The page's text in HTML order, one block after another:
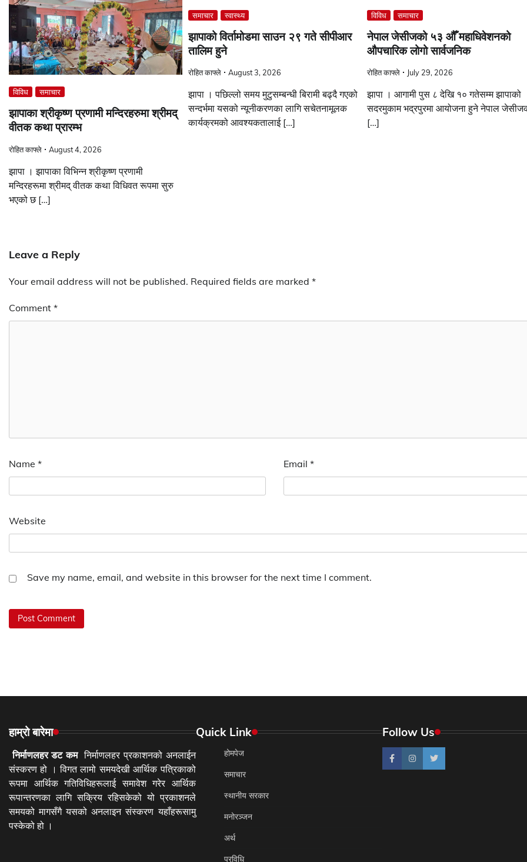
विविध समाचार
झापाका श्रीकृष्ण प्रणामी मन्दिरहरुमा श्रीमद्
वीतक कथा प्रारम्भ
रोहित काफ्ले August 4, 2026
झापा । झापाका विभिन्न श्रीकृष्ण प्रणामी
मन्दिरहरूमा श्रीमद् वीतक कथा विधिवत रूपमा सुरु
भएको छ […]
समाचार स्वास्थ्य
झापाको विर्तामोडमा साउन २९ गते सीपीआर
तालिम हुने
रोहित काफ्ले August 3, 2026
झापा । पछिल्लो समय मुटुसम्बन्धी बिरामी बढ्दै गएको
सन्दर्भमा यसको न्यूनीकरणका लागि सचेतनामूलक
कार्यक्रमको आवश्यकतालाई […]
विविध समाचार
नेपाल जेसीजको ५३ औँ महाधिवेशनको
औपचारिक लोगो सार्वजनिक
रोहित काफ्ले July 29, 2026
झापा । आगामी पुस ८ देखि १० गतेसम्म झापाको
सदरमुकाम भद्रपुरमा आयोजना हुने नेपाल
[…]
Leave a Reply
Your email address will not be published. Required fields are marked *
Comment *
Name * Email *
Website
Save my name, email, and website in this browser for the next time I comment.
हाम्रो बारेमा
निर्माणलहर डट कमनिर्माणलहर प्रकाशनको अनलाईन
संस्करण हो । विगत लामो समयदेखी आर्थिक पत्रिकाको
रूपमा आर्थिक गतिविधिहरूलाई समावेश गरेर आर्थिक
रूपान्तरणका लागि सक्रिय रहिसकेको यो प्रकाशनले
समयको मागसँगै यसको अनलाइन संस्करण यहाँहरूसामु
पस्केको हो ।
Quick Link
होमपेज
समाचार
स्थानीय सरकार
मनोरञ्जन
अर्थ
प्रविधि
Follow Us